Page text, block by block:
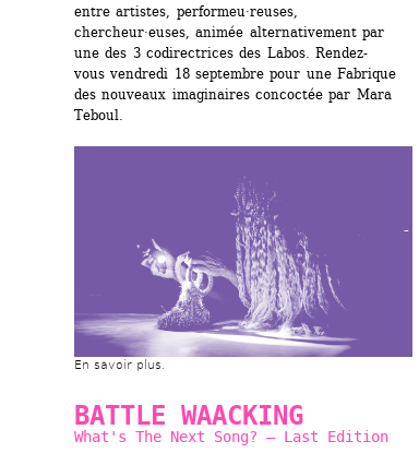
entre artistes, performeu·reuses,
chercheur·euses, animée alternativement par
une des 3 codirectrices des Labos. Rendez-
vous vendredi 18 septembre pour une Fabrique
des nouveaux imaginaires concoctée par Mara
Teboul.
En savoir plus.
BATTLE WAACKING
What's The Next Song? — Last Edition